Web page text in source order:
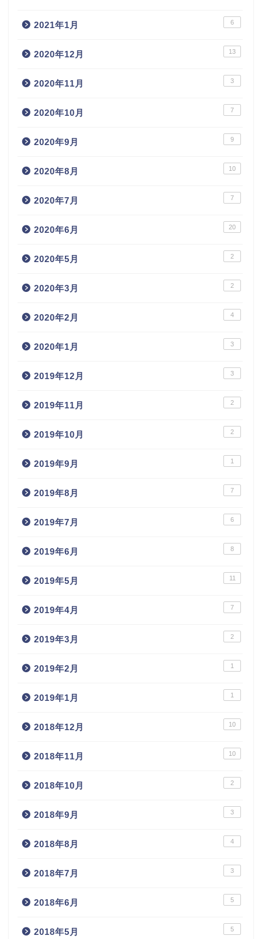
2021年1月 6
2020年12月 13
2020年11月 3
2020年10月 7
2020年9月 9
2020年8月 10
2020年7月 7
2020年6月 20
2020年5月 2
2020年3月 2
2020年2月 4
2020年1月 3
2019年12月 3
2019年11月 2
2019年10月 2
2019年9月 1
2019年8月 7
2019年7月 6
2019年6月 8
2019年5月 11
2019年4月 7
2019年3月 2
2019年2月 1
2019年1月 1
2018年12月 10
2018年11月 10
2018年10月 2
2018年9月 3
2018年8月 4
2018年7月 3
2018年6月 5
2018年5月 5